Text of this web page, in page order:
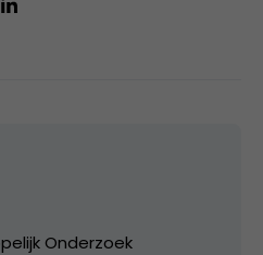
Onderzoek